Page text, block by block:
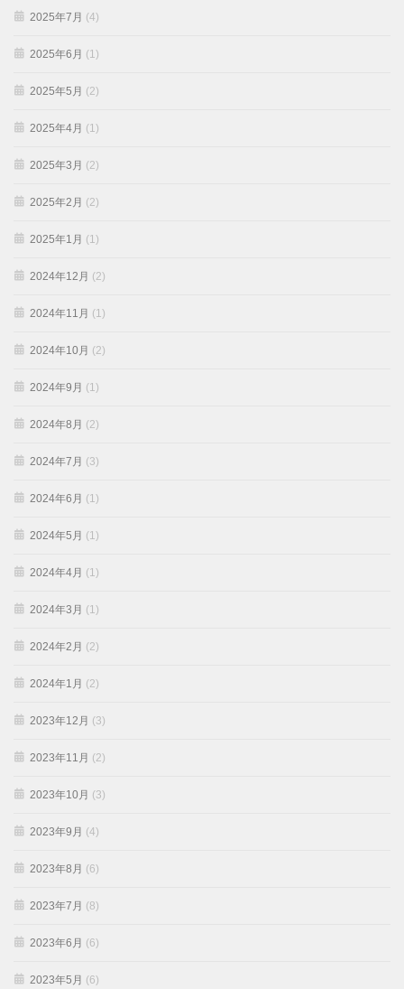
2025年7月 (4)
2025年6月 (1)
2025年5月 (2)
2025年4月 (1)
2025年3月 (2)
2025年2月 (2)
2025年1月 (1)
2024年12月 (2)
2024年11月 (1)
2024年10月 (2)
2024年9月 (1)
2024年8月 (2)
2024年7月 (3)
2024年6月 (1)
2024年5月 (1)
2024年4月 (1)
2024年3月 (1)
2024年2月 (2)
2024年1月 (2)
2023年12月 (3)
2023年11月 (2)
2023年10月 (3)
2023年9月 (4)
2023年8月 (6)
2023年7月 (8)
2023年6月 (6)
2023年5月 (6)